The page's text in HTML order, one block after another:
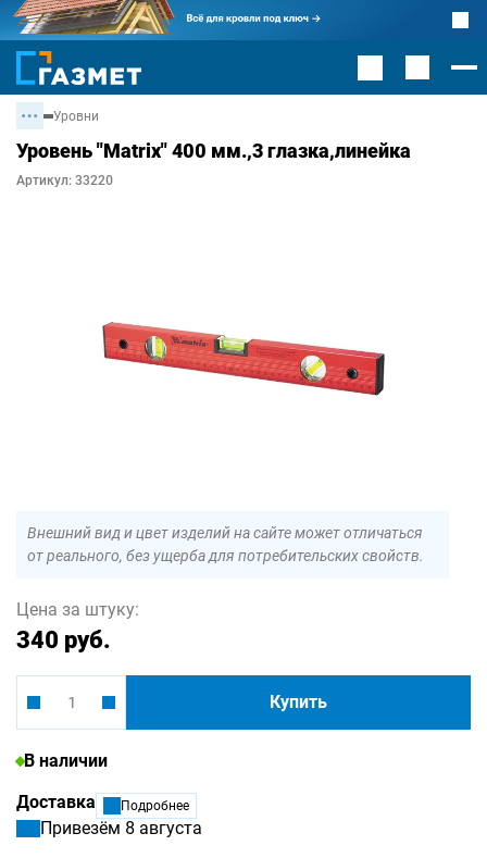
Уровни
Уровень "Matrix" 400 мм.,3 глазка,линейка
Артикул: 33220
Внешний вид и цвет изделий на сайте может отличаться
от реального, без ущерба для потребительских свойств.
Цена за штуку:
340 руб.
Купить
В наличии
Доставка
Подробнее
Привезём 8 августа